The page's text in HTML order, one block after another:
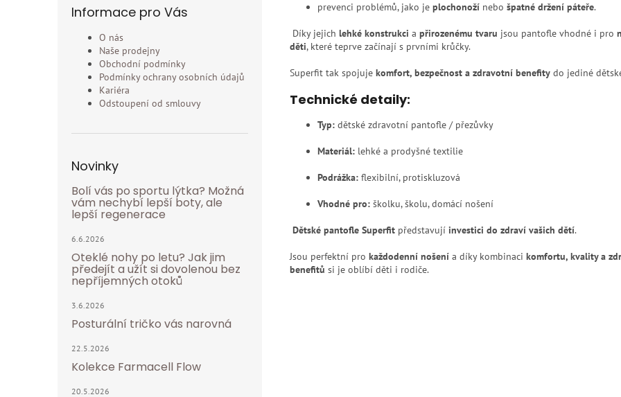
Informace pro Vás
O nás
Naše prodejny
Obchodní podmínky
Podmínky ochrany osobních údajů
Kariéra
Odstoupení od smlouvy
Novinky
Bolí vás po sportu lýtka? Možná
vám nechybí lepší boty, ale
lepší regenerace
6.6.2026
Oteklé nohy po letu? Jak jim
předejít a užít si dovolenou bez
nepříjemných otoků
3.6.2026
Posturální tričko vás narovná
22.5.2026
Kolekce Farmacell Flow
20.5.2026
prevenci problémů, jako je plochonoží nebo špatné držení páteře.
Díky jejich lehké konstrukci a přirozenému tvaru jsou pantofle vhodné i pro
děti, které teprve začínají s prvními krůčky.
Superfit tak spojuje komfort, bezpečnost a zdravotní benefity do jediné
Technické detaily:
Typ: dětské zdravotní pantofle / přezůvky
Materiál: lehké a prodyšné textilie
Podrážka: flexibilní, protiskluzová
Vhodné pro: školku, školu, domácí nošení
Dětské pantofle Superfit představují investici do zdraví vašich dětí.
Jsou perfektní pro každodenní nošení a díky kombinaci komfortu, kvality a
benefitů si je oblíbí děti i rodiče.